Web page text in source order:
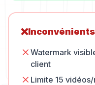
❌Inconvénients
Watermark
client
Limite 15